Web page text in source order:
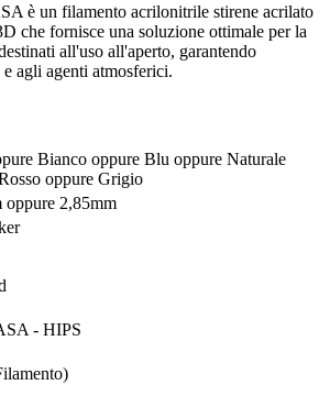
è un filamento acrilonitrile stirene acrilato
che fornisce una soluzione ottimale per la
all'uso all'aperto, garantendo
agli agenti atmosferici.
Bianco oppure Blu oppure Naturale
oppure Grigio
oppure 2,85mm
- HIPS